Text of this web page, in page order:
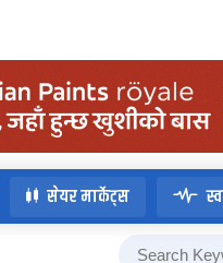
सेयर मार्केट्स